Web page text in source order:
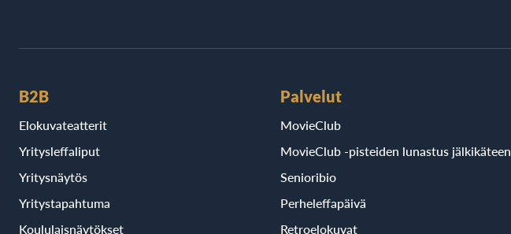
B2B
Elokuvateatterit
Yritysleffaliput
Yritysnäytös
Yritystapahtuma
Koululaisnäytökset
Palvelut
MovieClub
MovieClub -pisteiden lunastus jälkikäteen
Senioribio
Perheleffapäivä
Retroelokuvat